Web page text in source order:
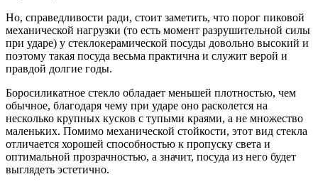
Но, справедливости ради, стоит заметить, что порог пиковой
механической нагрузки (то есть момент разрушительной силы
при ударе) у стеклокерамической посуды довольно высокий и
поэтому такая посуда весьма практична и служит верой и
правдой долгие годы.
Боросиликатное стекло обладает меньшей плотностью, чем
обычное, благодаря чему при ударе оно расколется на
несколько крупных кусков с тупыми краями, а не множество
маленьких. Помимо механической стойкости, этот вид стекла
отличается хорошей способностью к пропуску света и
оптимальной прозрачностью, а значит, посуда из него будет
выглядеть эстетично.